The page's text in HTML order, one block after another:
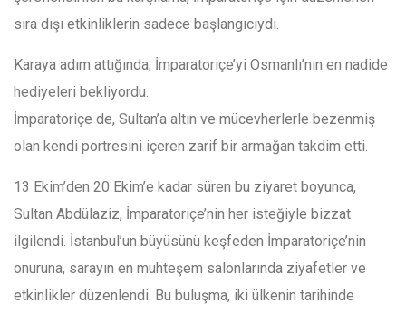
sıra dışı etkinliklerin sadece başlangıcıydı.
Karaya adım attığında, İmparatoriçe’yi Osmanlı’nın en nadide
hediyeleri bekliyordu.
İmparatoriçe de, Sultan’a altın ve mücevherlerle bezenmiş
olan kendi portresini içeren zarif bir armağan takdim etti.
13 Ekim’den 20 Ekim’e kadar süren bu ziyaret boyunca,
Sultan Abdülaziz, İmparatoriçe’nin her isteğiyle bizzat
ilgilendi. İstanbul’un büyüsünü keşfeden İmparatoriçe’nin
onuruna, sarayın en muhteşem salonlarında ziyafetler ve
etkinlikler düzenlendi. Bu buluşma, iki ülkenin tarihinde